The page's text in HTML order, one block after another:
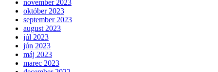
november 2023
október 2023
september 2023
august 2023
júl 2023
jún 2023
máj 2023
marec 2023